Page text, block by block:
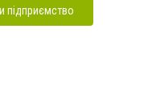
підприємство